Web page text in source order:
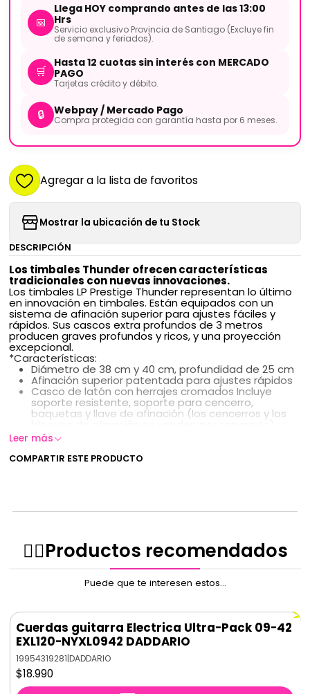
📅
Llega HOY comprando antes de las 13:00
Hrs
Servicio exclusivo Provincia de Santiago (Excluye fin
de semana y feriados).
🛒
Hasta 12 cuotas sin interés con MERCADO
PAGO
Tarjetas crédito y débito.
🔒 Webpay / Mercado Pago
Compra protegida con garantía hasta por 6 meses.
Agregar a la lista de favoritos
Mostrar la ubicación de tu Stock
DESCRIPCIÓN
Los timbales Thunder ofrecen características
tradicionales con nuevas innovaciones.
Los timbales LP Prestige Thunder representan lo último
en innovación en timbales. Están equipados con un
sistema de afinación superior para ajustes fáciles y
rápidos. Sus cascos extra profundos de 3 metros
producen graves profundos y ricos, y una proyección
excepcional.
*Características:
Diámetro de 38 cm y 40 cm, profundidad de 25 cm
Afinación superior patentada para ajustes rápidos
Casco de latón con herrajes cromados Incluye
soporte resistente, soporte para cencerro,
baquetas y llave de afinación (los cencerros y los
Números de patente de EE. UU.: 8,609,967 y 9,437,176
Leer más
COMPARTIR ESTE PRODUCTO
✌🏻️Productos recomendados
Puede que te interesen estos...
Cuerdas guitarra Electrica Ultra-Pack 09-42
EXL120-NYXL0942 DADDARIO
19954319281|DADDARIO
$18.990